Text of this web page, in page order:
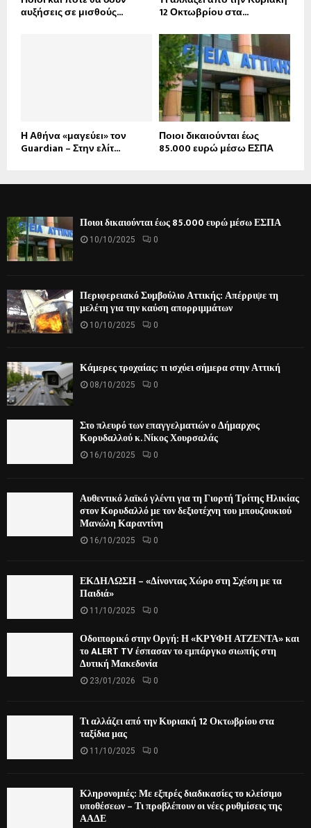
αυξήσεις σε μισθούς... 12 Οκτωβρίου στα...
Η Αθήνα «μαγεύει» τον
Guardian – Στην ελίτ...
Ποιοι δικαιούνται έως
85.000 ευρώ μέσω ΕΣΠΑ
Ποιοι δικαιούνται έως 85.000 ευρώ μέσω ΕΣΠΑ
10/10/2025 0
Περιφερειακό Συμβούλιο Αττικής: Απέρριψε τη
μελέτη για την καύση απορριμμάτων
10/10/2025 0
Κάμερες τροχαίας: τι ισχύει σήμερα στην Αττική
08/10/2025 0
Στο πλευρό των επαγγελματιών ο Δήμαρχος
Κορυδαλλού κ. Νίκος Χουρσαλάς
16/10/2025 0
Αυθεντικό λαϊκό γλέντι για τη Γιορτή Τρίτης Ηλικίας
στον Κορυδαλλό με τον δεξιοτέχνη του μπουζουκιού
Μανώλη Καραντίνη
16/10/2025 0
ΕΚΔΗΛΩΣΗ – «Δίνοντας Χώρο στη Σχέση με τα
Παιδιά»
11/10/2025 0
Οδοιπορικό στην Οργή: Η «ΚΡΥΦΗ ΑΤΖΕΝΤΑ» και
το ALERT TV έσπασαν το εμπάργκο σιωπής στη
Δυτική Μακεδονία
23/01/2026 0
Τι αλλάζει από την Κυριακή 12 Οκτωβρίου στα
ταξίδια μας
11/10/2025 0
Κληρονομιές: Με εξπρές διαδικασίες το κλείσιμο
υποθέσεων – Τι προβλέπουν οι νέες ρυθμίσεις της
ΑΑΔΕ